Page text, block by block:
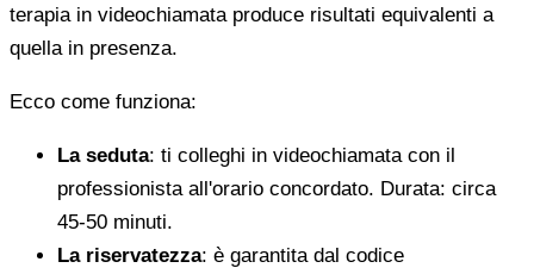
terapia in videochiamata produce risultati equivalenti a
quella in presenza.
Ecco come funziona:
La seduta: ti colleghi in videochiamata con il
professionista all'orario concordato. Durata: circa
45-50 minuti.
La riservatezza: è garantita dal codice